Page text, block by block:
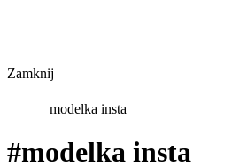
Zamknij
modelka insta
#modelka insta